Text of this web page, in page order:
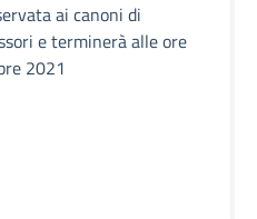
ai canoni di
e terminerà alle ore
2021